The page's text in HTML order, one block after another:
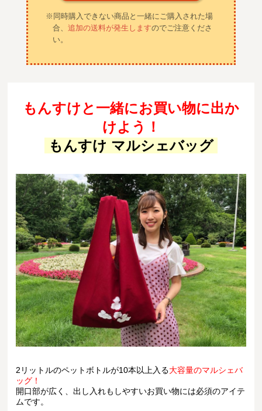
※同時購入できない商品と一緒にご購入された場
合、追加の送料が発生しますのでご注意くださ
い。
もんすけと一緒にお買い物に出か
けよう！
もんすけ マルシェバッグ
2リットルのペットボトルが10本以上入る大容量のマルシェバ
ッグ！
開口部が広く、出し入れもしやすいお買い物には必須のアイテ
ムです。